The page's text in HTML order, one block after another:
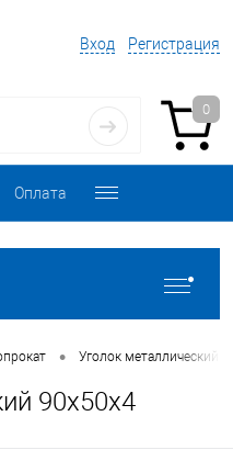
Вход Регистрация
0
Оплата
• Уголок металлический
90х50х4